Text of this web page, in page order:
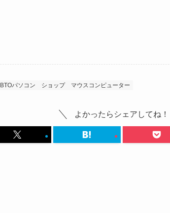
BTOパソコン ショップ マウスコンピューター
よかったらシェアしてね！